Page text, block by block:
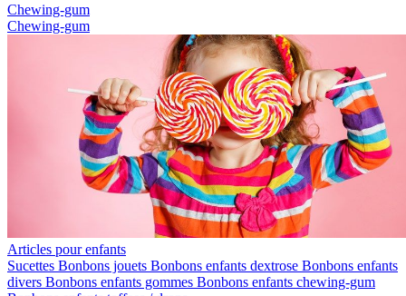
Chewing-gum
Chewing-gum
Articles pour enfants
Sucettes Bonbons jouets Bonbons enfants dextrose Bonbons enfants
divers Bonbons enfants gommes Bonbons enfants chewing-gum